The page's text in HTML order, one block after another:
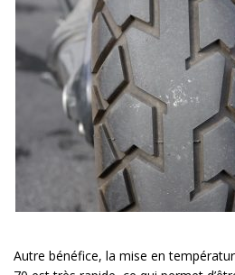
Autre bénéfice, la mise en